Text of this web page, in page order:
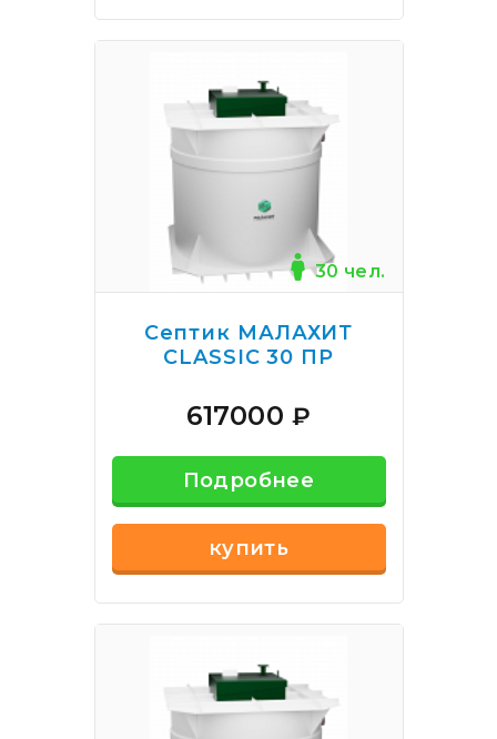
30 чел.
Септик МАЛАХИТ
CLASSIC 30 ПР
617000₽
Подробнее
купить